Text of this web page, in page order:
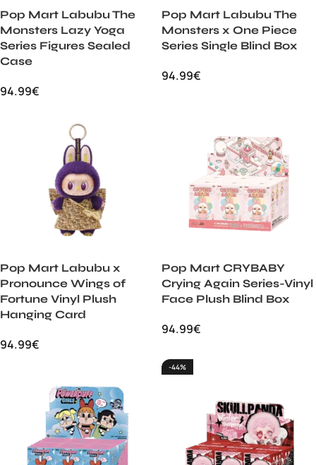
Pop Mart Labubu The
Monsters Lazy Yoga
Series Figures Sealed
Case
94.99€
Pop Mart Labubu The
Monsters x One Piece
Series Single Blind Box
94.99€
Pop Mart Labubu x
Pronounce Wings of
Fortune Vinyl Plush
Hanging Card
94.99€
Pop Mart CRYBABY
Crying Again Series-Vinyl
Face Plush Blind Box
94.99€
-44%